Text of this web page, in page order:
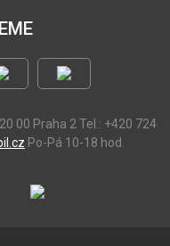
00 Praha 2 Tel.: +420 724
Po-Pá 10-18 hod.